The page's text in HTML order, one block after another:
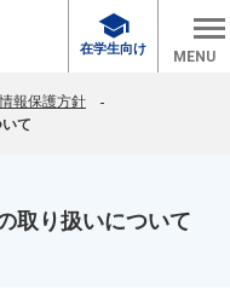
school
在学生向け MENU
報保護方針
て
取り扱いについて